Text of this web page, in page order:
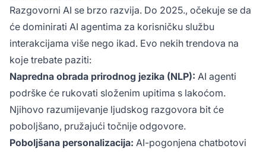
Razgovorni AI se brzo razvija. Do 2025., očekuje se da
će dominirati AI agentima za korisničku službu
interakcijama više nego ikad. Evo nekih trendova na
koje trebate paziti:
Napredna obrada prirodnog jezika (NLP): AI agenti
podrške će rukovati složenim upitima s lakoćom.
Njihovo razumijevanje ljudskog razgovora bit će
poboljšano, pružajući točnije odgovore.
Poboljšana personalizacija: AI-pogonjena chatbotovi